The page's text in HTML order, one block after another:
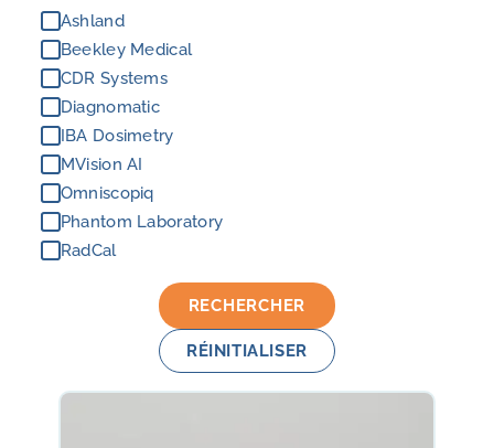
Ashland
Beekley Medical
CDR Systems
Diagnomatic
IBA Dosimetry
MVision AI
Omniscopiq
Phantom Laboratory
RadCal
RECHERCHER
RÉINITIALISER